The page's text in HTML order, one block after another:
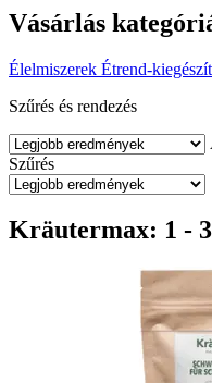
Vásárlás
Élelmiszerek Étrend-
Szűrés és rendezés
Szűrés
Kräutermax: 1 -